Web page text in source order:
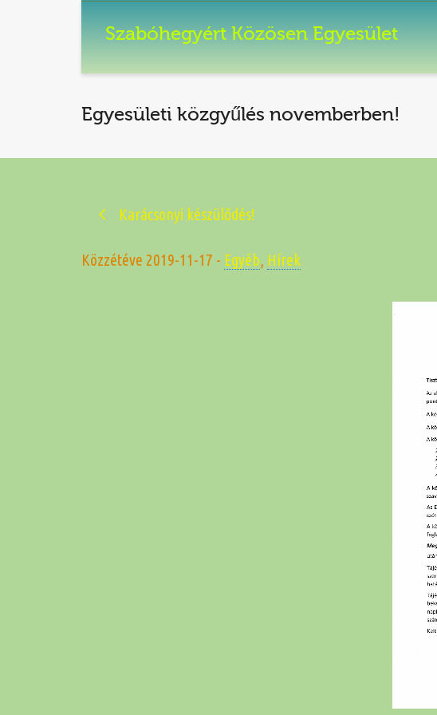
Szabóhegyért Közösen Egyesület
Egyesületi közgyűlés novemberben!
Karácsonyi készülődés!
Közzétéve 2019-11-17 - Egyéb, Hírek